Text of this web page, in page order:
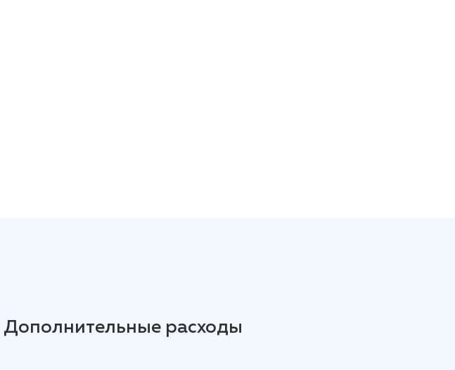
Дополнительные расходы